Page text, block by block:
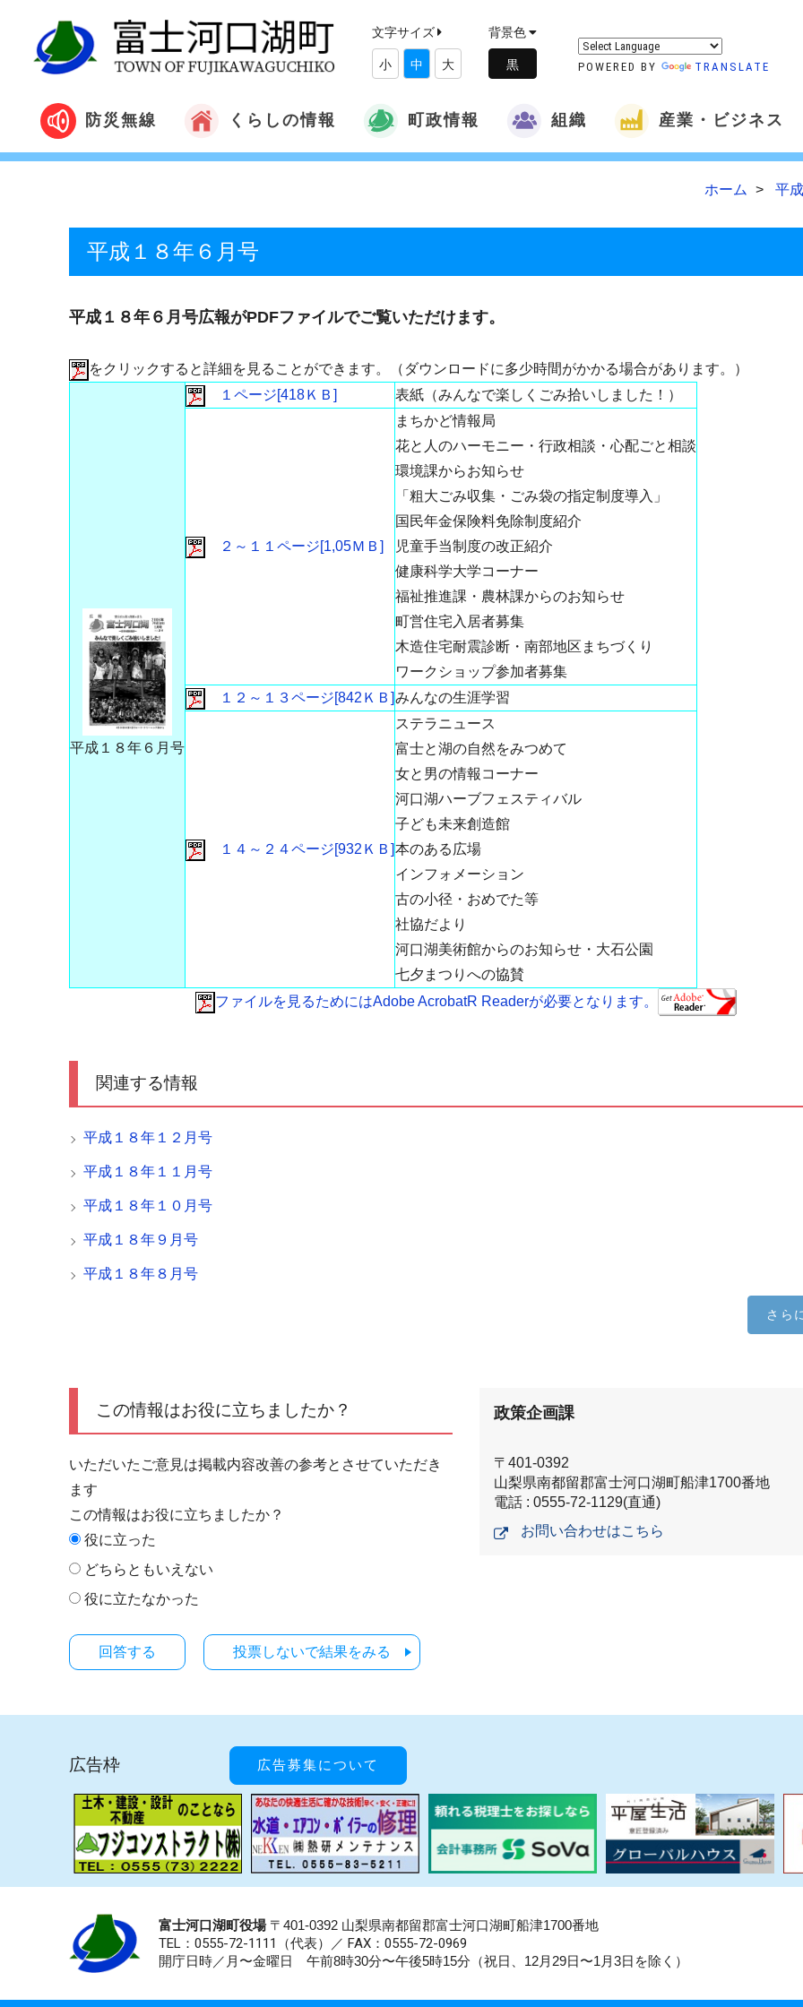
文字サイズ
小 中 大
背景色
POWERED BY TRANSLATE
防災無線 くらしの情報 町政情報 組織 産業・ビジネス
ホーム 平
平成１８年６月号
平成１８年６月号広報がPDFファイルでご覧いただけます。
をクリックすると詳細を見ることができます。（ダウンロードに多少時間がかかる場合があります。）
平成１８年６月号
１ページ[418ＫＢ] 表紙（みんなで楽しくごみ拾いしました！）
２～１１ページ[1,05ＭＢ]
まちかど情報局
花と人のハーモニー・行政相談・心配ごと相談
環境課からお知らせ
「粗大ごみ収集・ごみ袋の指定制度導入」
国民年金保険料免除制度紹介
児童手当制度の改正紹介
健康科学大学コーナー
福祉推進課・農林課からのお知らせ
町営住宅入居者募集
木造住宅耐震診断・南部地区まちづくり
ワークショップ参加者募集
１２～１３ページ[842ＫＢ]みんなの生涯学習
１４～２４ページ[932ＫＢ]
ステラニュース
富士と湖の自然をみつめて
女と男の情報コーナー
河口湖ハーブフェスティバル
子ども未来創造館
本のある広場
インフォメーション
古の小径・おめでた等
社協だより
河口湖美術館からのお知らせ・大石公園
七夕まつりへの協賛
ファイルを見るためにはAdobe AcrobatR Readerが必要となります。
関連する情報
平成１８年１２月号
平成１８年１１月号
平成１８年１０月号
平成１８年９月号
平成１８年８月号
さら
この情報はお役に立ちましたか？
いただいたご意見は掲載内容改善の参考とさせていただき
ます
この情報はお役に立ちましたか？
役に立った
どちらともいえない
役に立たなかった
投票しないで結果をみる
政策企画課
〒401-0392
山梨県南都留郡富士河口湖町船津1700番地
電話 : 0555-72-1129(直通)
お問い合わせはこちら
広告枠 広告募集について
富士河口湖町役場〒401-0392 山梨県南都留郡富士河口湖町船津1700番地
TEL：0555-72-1111 （代表）／ FAX：0555-72-0969
開庁日時／月〜金曜日 午前8時30分〜午後5時15分（祝日、12月29日〜1月3日を除く）